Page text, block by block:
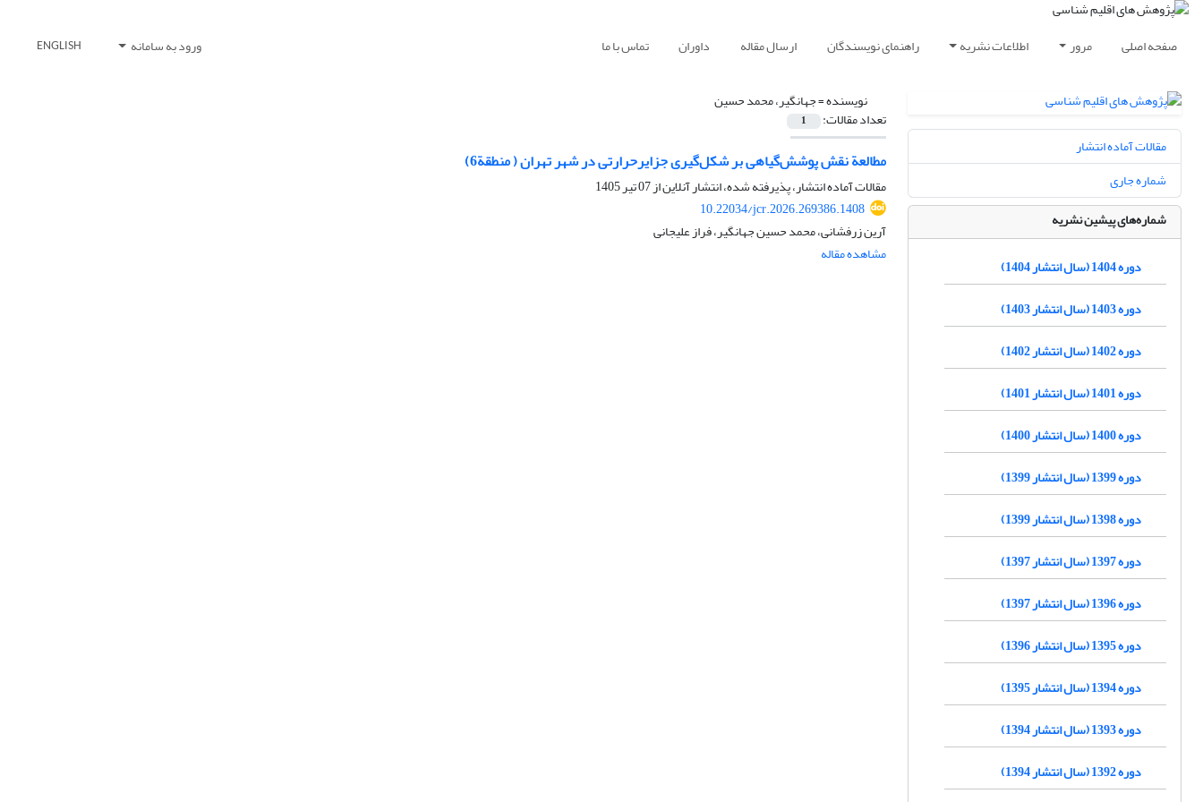
صفحه اصلی مرور اطلاعات نشریه راهنمای نویسندگان ارسال مقاله داوران تماس با ما ورود به سامانه ENGLISH
نویسنده =جهانگیر، محمد حسین
تعداد مقالات: 1
مطالعة نقش پوشش‌گیاهی بر شکل‌گیری جزایرحرارتی در شهر تهران ( منطقة6)
مقالات آماده انتشار، پذیرفته شده، انتشار آنلاین از07 تیر 1405
10.22034/jcr.2026.269386.1408
آرین زرفشانی، محمد حسین جهانگیر، فراز علیجانی
مشاهده مقاله
مقالات آماده انتشار
شماره جاری
شماره‌های پیشین نشریه
دوره 1404 (سال انتشار 1404)
دوره 1403 (سال انتشار 1403)
دوره 1402 (سال انتشار 1402)
دوره 1401 (سال انتشار 1401)
دوره 1400 (سال انتشار 1400)
دوره 1399 (سال انتشار 1399)
دوره 1398 (سال انتشار 1399)
دوره 1397 (سال انتشار 1397)
دوره 1396 (سال انتشار 1397)
دوره 1395 (سال انتشار 1396)
دوره 1394 (سال انتشار 1395)
دوره 1393 (سال انتشار 1394)
دوره 1392 (سال انتشار 1394)